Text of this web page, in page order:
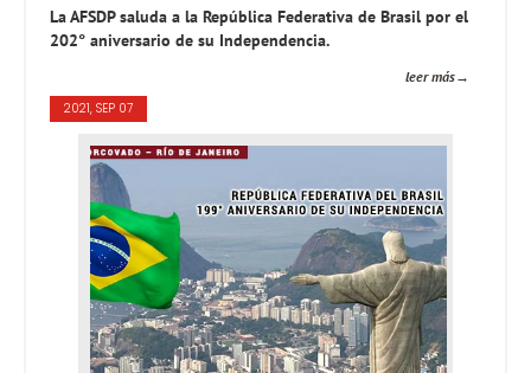
La AFSDP saluda a la República Federativa de Brasil por el
202° aniversario de su Independencia.
leer más
2021, SEP 07